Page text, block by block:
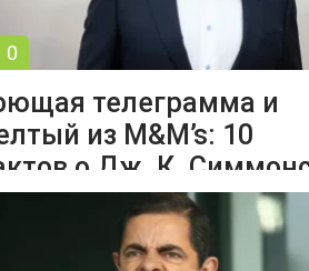
0
телеграмма и
из M&M’s: 10
о Дж. К.
фото)